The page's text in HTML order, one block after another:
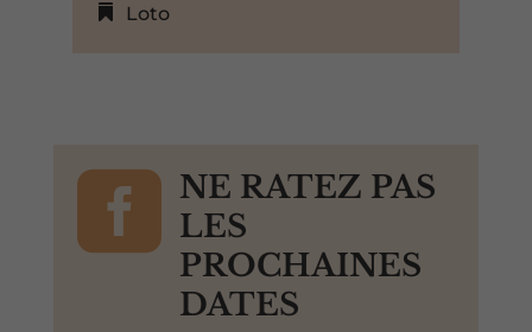
Loto

NE RATEZ PAS
LES
PROCHAINES
DATES